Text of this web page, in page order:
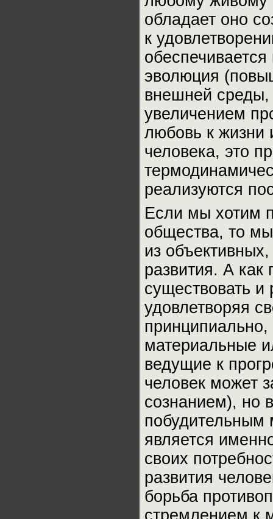
обладает оно
к
эволюция
внешней среды,
увеличением
любовь к жизни
человека, это
реализуются
Если мы хотим
общества, то
из
развития. А
существовать и
удовлетворяя
принципиально,
материальные
ведущие к
человек может
сознанием), но
побудительным
является
своих
развития
борьба
стремлением к